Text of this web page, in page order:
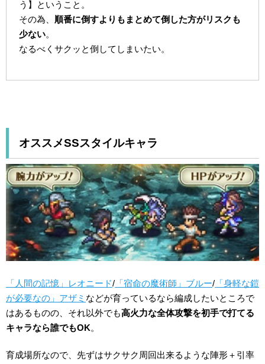
う】ということ。
その為、 順番に倒すよりもまとめて倒した方がリスクも
少ない。
なるべくサクッと倒してしまいたい。
オススメSSスタイルキャラ
「人間の記憶」レオニード/ 「宿命の魔術師」ブルー/ 「身軽な鎧
が必要なの」アザミ などが育っているなら編成したいところで
はあるものの、それ以外でも高火力な全体攻撃を初手で打てる
キャラなら誰でもOK。
育成場所なので、先ずはサクサク周回出来るような陣形＋引率